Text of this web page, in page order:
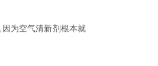
为空气清新剂根本就